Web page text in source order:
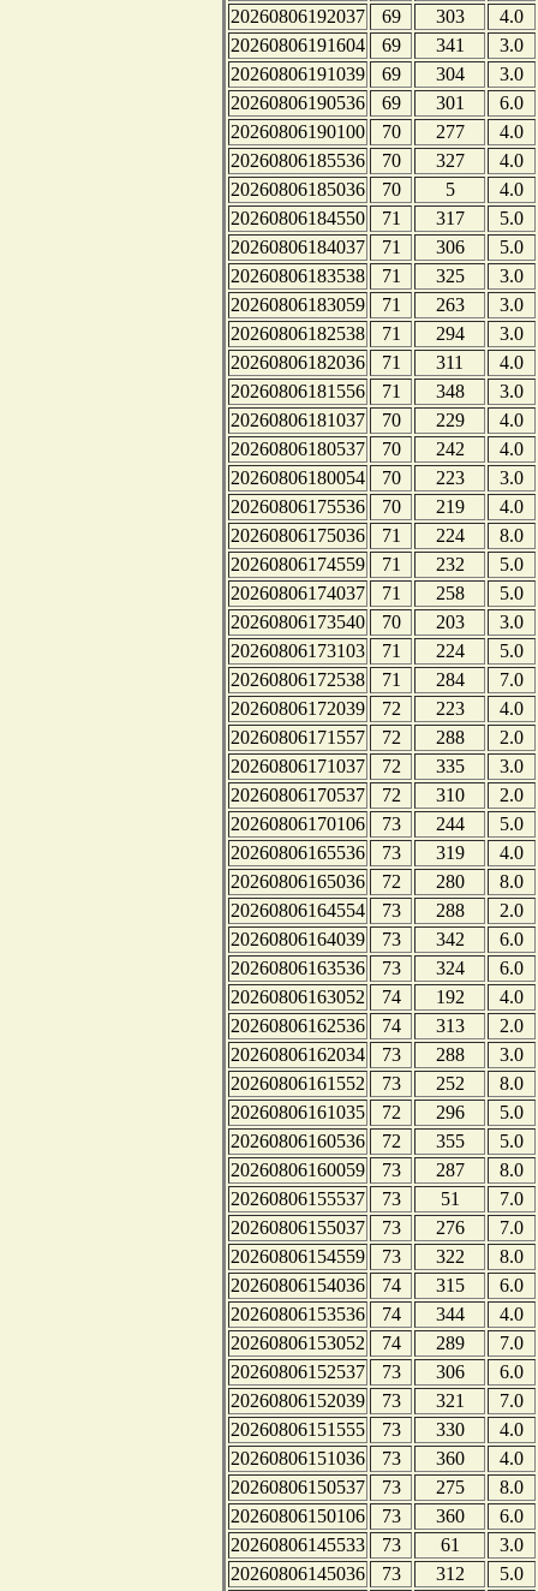
20260806192037
69 303
4.0
20260806191604
69 341
3.0
20260806191039
69 304
3.0
20260806190536
69 301
6.0
20260806190100
70 277
4.0
20260806185536
70 327
4.0
20260806185036
70 5
4.0
20260806184550
71 317
5.0
20260806184037
71 306
5.0
20260806183538
71 325
3.0
20260806183059
71 263
3.0
20260806182538
71 294
3.0
20260806182036
71 311
4.0
20260806181556
71 348
3.0
20260806181037
70 229
4.0
20260806180537
70 242
4.0
20260806180054
70 223
3.0
20260806175536
70 219
4.0
20260806175036
71 224
8.0
20260806174559
71 232
5.0
20260806174037
71 258
5.0
20260806173540
70 203
3.0
20260806173103
71 224
5.0
20260806172538
71 284
7.0
20260806172039
72 223
4.0
20260806171557
72 288
2.0
20260806171037
72 335
3.0
20260806170537
72 310
2.0
20260806170106
73 244
5.0
20260806165536
73 319
4.0
20260806165036
72 280
8.0
20260806164554
73 288
2.0
20260806164039
73 342
6.0
20260806163536
73 324
6.0
20260806163052
74 192
4.0
20260806162536
74 313
2.0
20260806162034
73 288
3.0
20260806161552
73 252
8.0
20260806161035
72 296
5.0
20260806160536
72 355
5.0
20260806160059
73 287
8.0
20260806155537
73 51
7.0
20260806155037
73 276
7.0
20260806154559
73 322
8.0
20260806154036
74 315
6.0
20260806153536
74 344
4.0
20260806153052
74 289
7.0
20260806152537
73 306
6.0
20260806152039
73 321
7.0
20260806151555
73 330
4.0
20260806151036
73 360
4.0
20260806150537
73 275
8.0
20260806150106
73 360
6.0
20260806145533
73 61
3.0
20260806145036
73 312
5.0